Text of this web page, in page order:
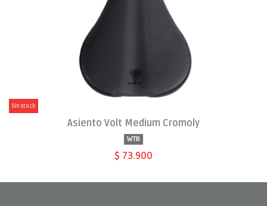
Sin stock
Asiento Volt Medium Cromoly
WTB
$ 73.900